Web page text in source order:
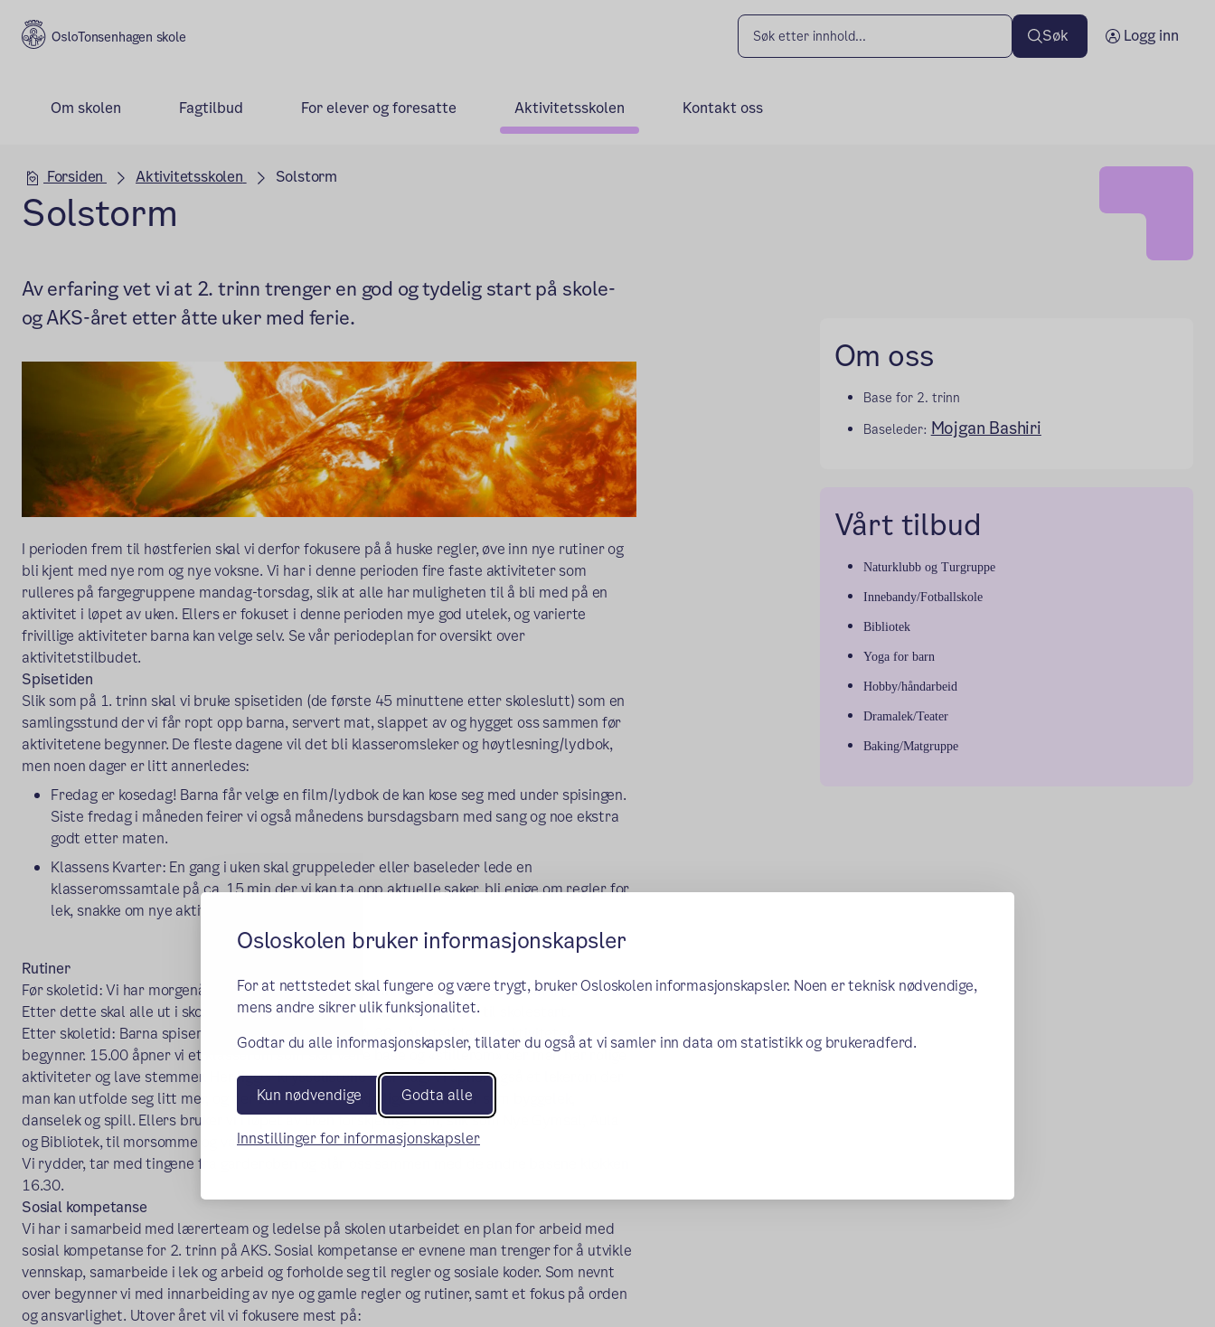
Osloskolen bruker informasjonskapsler
For at nettstedet skal fungere og være trygt, bruker Osloskolen informasjonskapsler. Noen er teknisk nødvendige,
mens andre sikrer ulik funksjonalitet.
Godtar du alle informasjonskapsler, tillater du også at vi samler inn data om statistikk og brukeradferd.
Kun nødvendige Godta alle
Innstillinger for informasjonskapsler
Tonsenhagen skole Søk Logg inn
Om skolen Fagtilbud For elever og foresatte Aktivitetsskolen Kontakt oss
Hovedseksjon
Forsiden Aktivitetsskolen Solstorm
Solstorm
Av erfaring vet vi at 2. trinn trenger en god og tydelig start på skole-
og AKS-året etter åtte uker med ferie.
I perioden frem til høstferien skal vi derfor fokusere på å huske regler, øve inn nye rutiner og
bli kjent med nye rom og nye voksne. Vi har i denne perioden fire faste aktiviteter som
rulleres på fargegruppene mandag-torsdag, slik at alle har muligheten til å bli med på en
aktivitet i løpet av uken. Ellers er fokuset i denne perioden mye god utelek, og varierte
frivillige aktiviteter barna kan velge selv. Se vår periodeplan for oversikt over
aktivitetstilbudet.
Spisetiden
Slik som på 1. trinn skal vi bruke spisetiden (de første 45 minuttene etter skoleslutt) som en
samlingsstund der vi får ropt opp barna, servert mat, slappet av og hygget oss sammen før
aktivitetene begynner. De fleste dagene vil det bli klasseromsleker og høytlesning/lydbok,
men noen dager er litt annerledes:
Fredag er kosedag! Barna får velge en film/lydbok de kan kose seg med under spisingen.
Siste fredag i måneden feirer vi også månedens bursdagsbarn med sang og noe ekstra
godt etter maten.
Klassens Kvarter: En gang i uken skal gruppeleder eller baseleder lede en
klasseromssamtale på ca. 15 min der vi kan ta opp aktuelle saker, bli enige om regler for
lek, snakke om nye aktiviteter og mye annet.
Rutiner
Før skoletid: Vi har morgenåpning felles med 3. og 4. trinn på 4.trinns klasserom 07.30-08.10.
Etter dette skal alle ut i skolegården for 20 minutter med utelek frem til skolestart.
Etter skoletid: Barna spiser i fire grupperom til ca 14.30, når utetiden og aktivitetene
begynner. 15.00 åpner vi et klasserom som skal være base og «stillerom» der man har rolige
aktiviteter og lave stemmer. Her ligger krysselistene hver dag. Vi åpner også et lekerom der
man kan utfolde seg litt mer, og der blir det litt forskjellige aktiviteter som byggelek,
danselek og spill. Ellers bruker vi i løpet av uken forskjellige rom, slik som Nye Gymsal, Aula
og Bibliotek, til morsomme og varierte aktiviteter.
Vi rydder, tar med tingene fra garderoben og slår oss sammen med de andre basene klokken
16.30.
Sosial kompetanse
Vi har i samarbeid med lærerteam og ledelse på skolen utarbeidet en plan for arbeid med
sosial kompetanse for 2. trinn på AKS. Sosial kompetanse er evnene man trenger for å utvikle
vennskap, samarbeide i lek og arbeid og forholde seg til regler og sosiale koder. Som nevnt
over begynner vi med innarbeiding av nye og gamle regler og rutiner, samt et fokus på orden
og ansvarlighet. Utover året vil vi fokusere mest på:
Om oss
Base for 2. trinn
Baseleder: Mojgan Bashiri
Vårt tilbud
Naturklubb og Turgruppe
Innebandy/Fotballskole
Bibliotek
Yoga for barn
Hobby/håndarbeid
Dramalek/Teater
Baking/Matgruppe